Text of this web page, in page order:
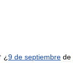
¿9 de septiembre de